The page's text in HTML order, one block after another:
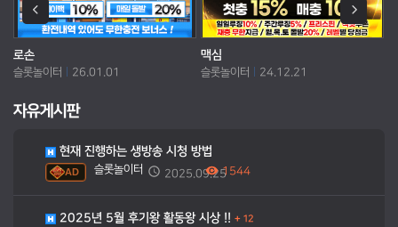
로손
슬롯놀이터 26.01.01
맥심
슬롯놀이터 24.12.21
자유게시판
현재 진행하는 생방송 시청 방법
AD 슬롯놀이터 2025.09.251544
2025년 5월 후기왕 활동왕 시상 !! + 12